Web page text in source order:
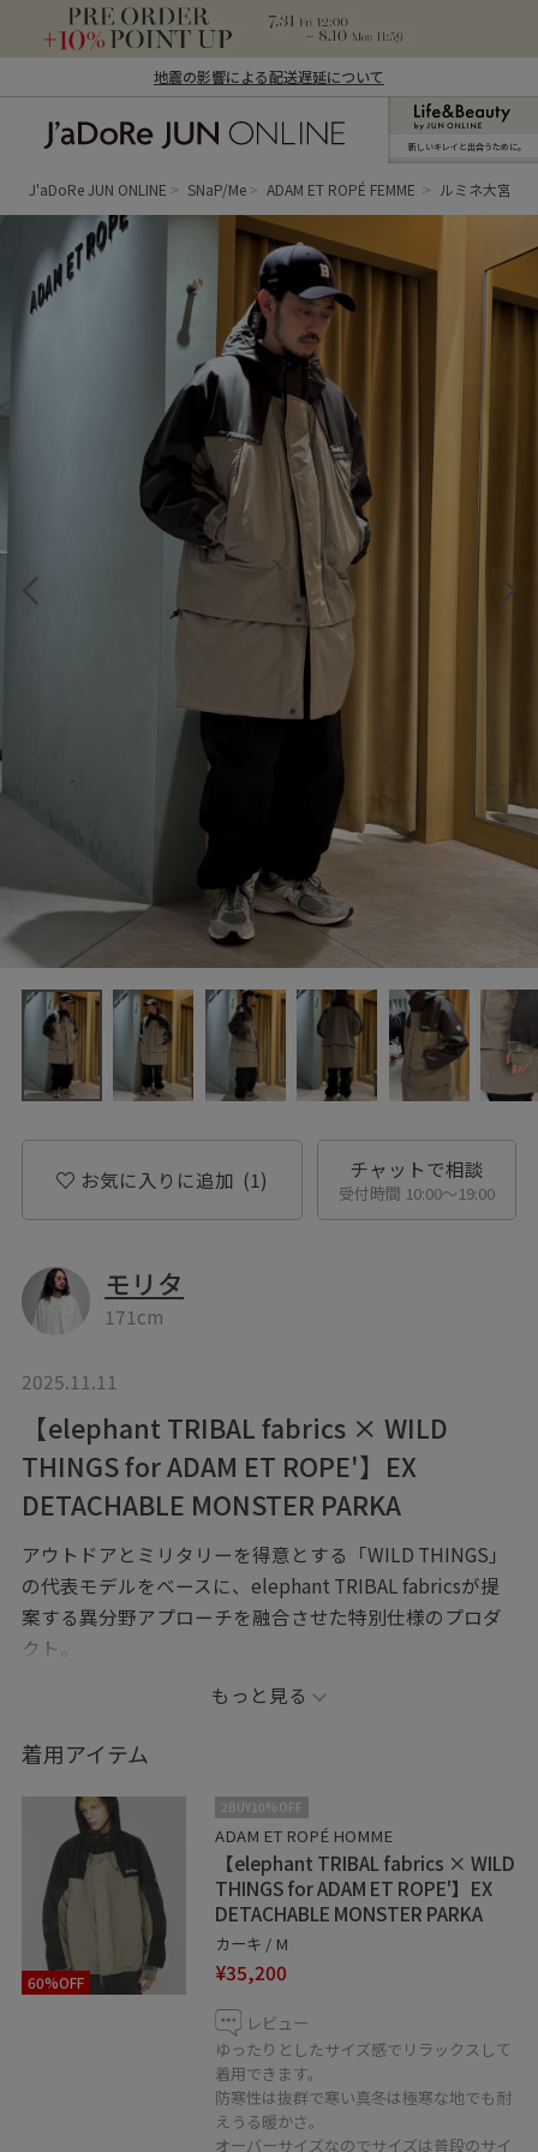
地震の影響による配送遅延について
ン オンライン）
新しいキレイと出合うために。
J'aDoRe JUN ONLINE SNaP/Me ADAM ET ROPÉ FEMME ルミネ大宮
お気に入りに追加 (1) チャットで相談
受付時間 10:00〜19:00
モリタ
171cm
2025.11.11
【elephant TRIBAL fabrics × WILD
THINGS for ADAM ET ROPE'】EX
DETACHABLE MONSTER PARKA
アウトドアとミリタリーを得意とする「WILD THINGS」
の代表モデルをベースに、elephant TRIBAL fabricsが提
案する異分野アプローチを融合させた特別仕様のプロダ
クト。
PARKA」というアイコニックな2型をドッキングし、機能
美とデザイン性を高次元で両立させたハイブリッドな一
着です。
表地には、耐久性と撥水性に優れたCORDURA(R)ナイロ
ンを採用。
さらに環境に配慮したフッ素不使用の撥水加工
「CZEREX」を施し、アウトドアから都市生活まで幅広い
環境で活躍します。
中綿入りの仕様の為、真冬の寒さにも対応可能です。
裾部分はデタッチャブル仕様で、アクティブに着られる
ショートブルゾンとしても、高い防寒性を誇るロングコ
ートとしても着用できる2WAYデザイン。
もっと見る
着用アイテム
60%OFF
2BUY10%OFF
ADAM ET ROPÉ HOMME
【elephant TRIBAL fabrics × WILD
THINGS for ADAM ET ROPE'】EX
DETACHABLE MONSTER PARKA
カーキ / M
¥35,200
レビュー
ゆったりとしたサイズ感でリラックスして
着用できます。
防寒性は抜群で寒い真冬は極寒な地でも耐
えうる暖かさ。
オーバーサイズなのでサイズは普段のサイ